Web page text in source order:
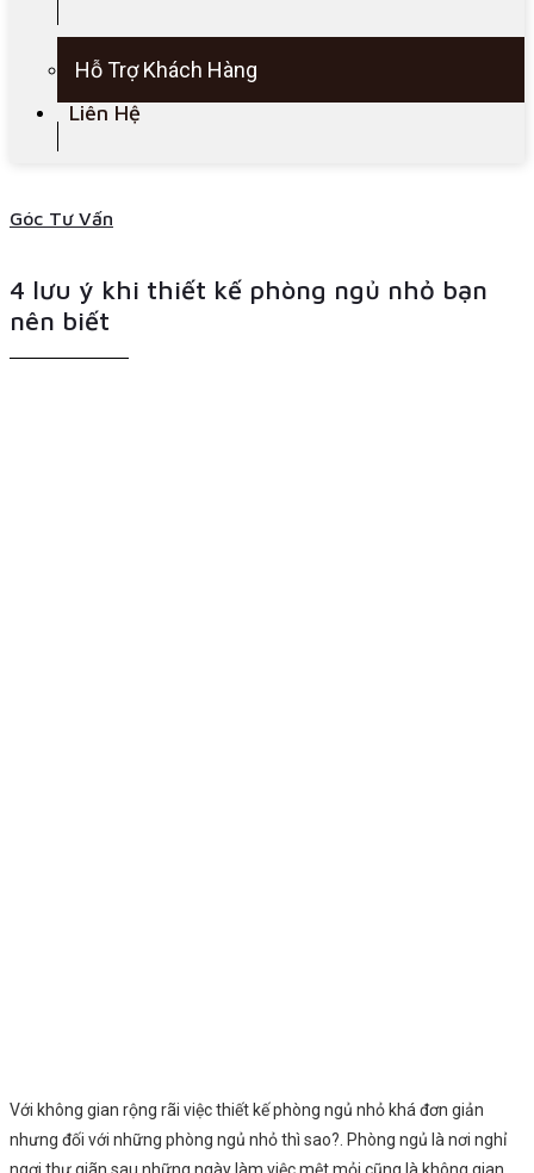
Hỗ Trợ Khách Hàng
Liên Hệ
Góc Tư Vấn
4 lưu ý khi thiết kế phòng ngủ nhỏ bạn
nên biết
Với không gian rộng rãi việc thiết kế phòng ngủ nhỏ khá đơn giản
nhưng đối với những phòng ngủ nhỏ thì sao?. Phòng ngủ là nơi nghỉ
ngơi thư giãn sau những ngày làm việc mệt mỏi cũng là không gian